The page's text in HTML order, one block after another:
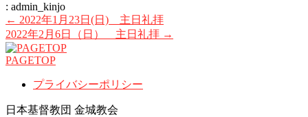
: admin_kinjo
← 2022年1月23日(日) 主日礼拝
2022年2月6日（日） 主日礼拝 →
PAGETOP
プライバシーポリシー
日本基督教団 金城教会